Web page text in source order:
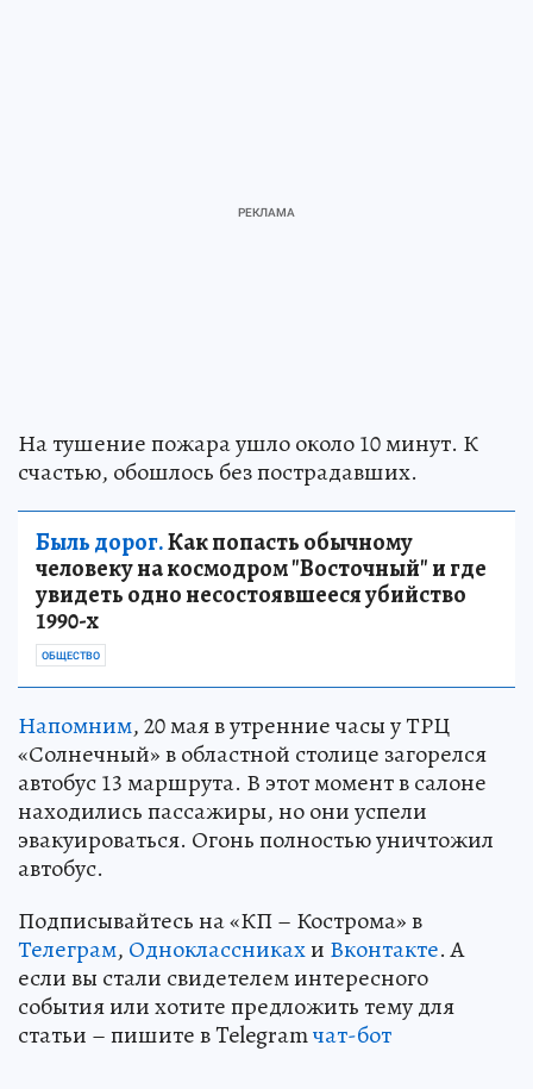
На тушение пожара ушло около 10 минут. К
счастью, обошлось без пострадавших.
Быль дорог.Как попасть обычному
человеку на космодром "Восточный" и где
увидеть одно несостоявшееся убийство
1990-х
ОБЩЕСТВО
Напомним, 20 мая в утренние часы у ТРЦ
«Солнечный» в областной столице загорелся
автобус 13 маршрута. В этот момент в салоне
находились пассажиры, но они успели
эвакуироваться. Огонь полностью уничтожил
автобус.
Подписывайтесь на «КП – Кострома» в
Телеграм, Одноклассникахи Вконтакте. А
если вы стали свидетелем интересного
события или хотите предложить тему для
статьи – пишите в Telegramчат-бот